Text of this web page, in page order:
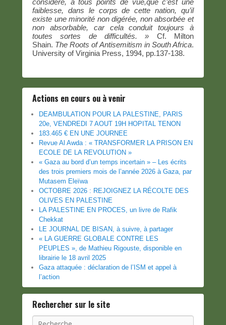
considère, à tous points de vue,que c’est une
faiblesse, dans le corps de cette nation, qu’il
existe une minorité non digérée, non absorbée et
non absorbable, car cela conduit toujours à
toutes sortes de difficultés. » Cf. Milton
Shain. The Roots of Antisemitism in South Africa.
University of Virginia Press, 1994, pp.137-138.
Actions en cours ou à venir
DEAMBULATION POUR LA PALESTINE, PARIS
20e, VENDREDI 7 AOUT 19H HOPITAL TENON
183.465 € EN UNE JOURNEE
Revue Al Awda : « TRANSFORMER LA PRISON EN
ECOLE DE LA REVOLUTION »
« Gaza au bord d’un temps incertain » – Les écrits
des trois premiers mois de l’année 2026 à Gaza, par
Mutasem Eleïwa
OCTOBRE 2026 : REJOIGNEZ LA RÉCOLTE DES
OLIVES EN PALESTINE
LA PALESTINE EN PROCES, un livre de Rafik
Chekkat
LE JOURNAL DE BISAN, à suivre, à partager
« LA GUERRE GLOBALE CONTRE LES
PEUPLES », de Mathieu Rigouste, disponible en
librairie le 18 avril 2025
Gaza attaquée : déclaration de l’ISM et appel à
l’action
Rechercher sur le site
Recherche